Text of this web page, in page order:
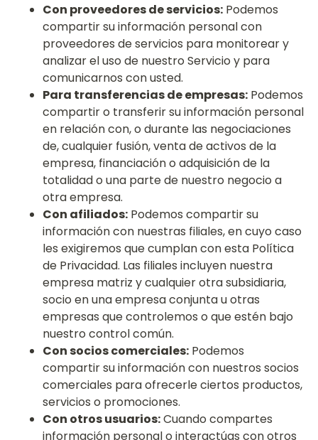
Con proveedores de servicios: Podemos
compartir su información personal con
proveedores de servicios para monitorear y
analizar el uso de nuestro Servicio y para
comunicarnos con usted.
Para transferencias de empresas: Podemos
compartir o transferir su información personal
en relación con, o durante las negociaciones
de, cualquier fusión, venta de activos de la
empresa, financiación o adquisición de la
totalidad o una parte de nuestro negocio a
otra empresa.
Con afiliados: Podemos compartir su
información con nuestras filiales, en cuyo caso
les exigiremos que cumplan con esta Política
de Privacidad. Las filiales incluyen nuestra
empresa matriz y cualquier otra subsidiaria,
socio en una empresa conjunta u otras
empresas que controlemos o que estén bajo
nuestro control común.
Con socios comerciales: Podemos
compartir su información con nuestros socios
comerciales para ofrecerle ciertos productos,
servicios o promociones.
Con otros usuarios:Cuando compartes
información personal o interactúas con otros